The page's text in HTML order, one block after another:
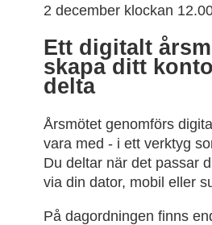
2 december klockan
Ett digitalt
skapa ditt
delta
Årsmötet genomförs
vara med - i ett verktyg
Du deltar när det passar
via din dator, mobil eller
På dagordningen finns